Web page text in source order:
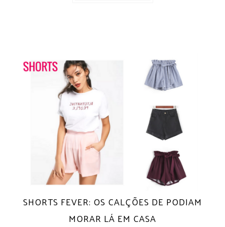
SHORTS FEVER: OS CALÇÕES DE PODIAM
MORAR LÁ EM CASA